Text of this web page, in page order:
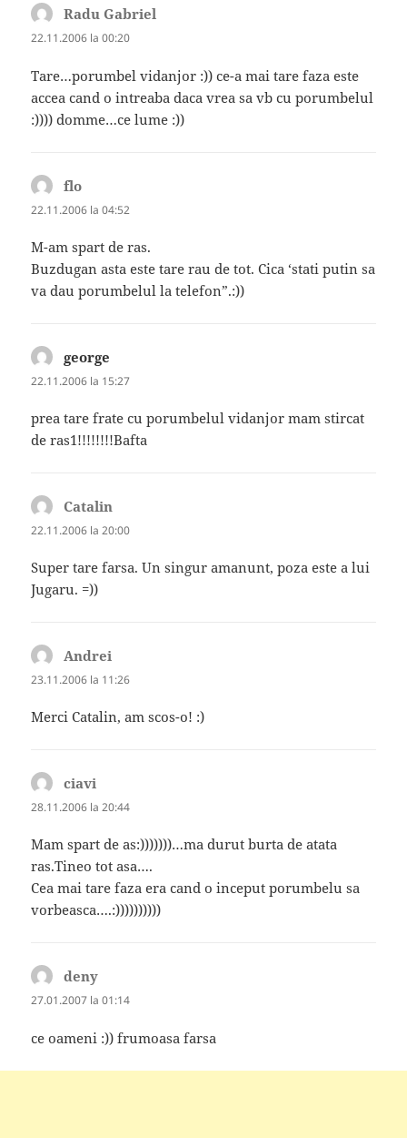
Radu Gabriel
22.11.2006 la 00:20
Tare…porumbel vidanjor :)) ce-a mai tare faza este
accea cand o intreaba daca vrea sa vb cu porumbelul
:)))) domme…ce lume :))
flo
22.11.2006 la 04:52
M-am spart de ras.
Buzdugan asta este tare rau de tot. Cica ‘stati putin sa
va dau porumbelul la telefon”.:))
george
22.11.2006 la 15:27
prea tare frate cu porumbelul vidanjor mam stircat
de ras1!!!!!!!!Bafta
Catalin
22.11.2006 la 20:00
Super tare farsa. Un singur amanunt, poza este a lui
Jugaru. =))
Andrei
23.11.2006 la 11:26
Merci Catalin, am scos-o! :)
ciavi
28.11.2006 la 20:44
Mam spart de as:)))))))…ma durut burta de atata
ras.Tineo tot asa….
Cea mai tare faza era cand o inceput porumbelu sa
vorbeasca….:))))))))))
deny
27.01.2007 la 01:14
ce oameni :)) frumoasa farsa